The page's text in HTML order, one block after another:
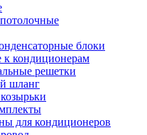
блоки
кондиционерам
решетки
шланг
для кондиционеров